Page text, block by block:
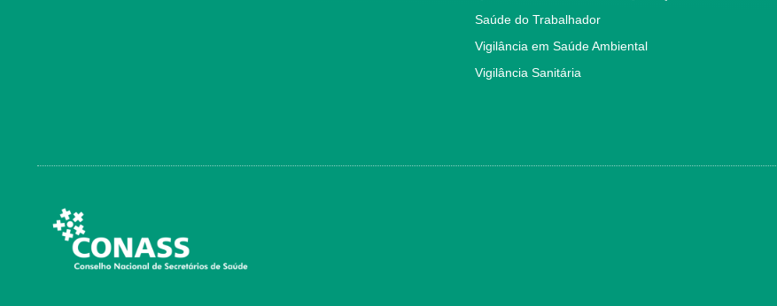
Saúde do Trabalhador
Vigilância em Saúde Ambiental
Vigilância Sanitária